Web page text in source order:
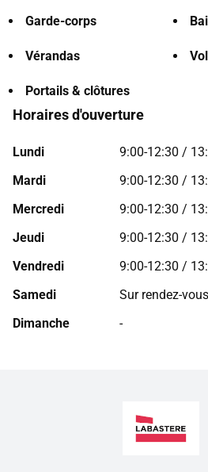
Garde-corps
Vérandas
Portails & clôtures
Horaires d'ouverture
Lundi
9:00-12:30 /
Mardi
9:00-12:30 /
Mercredi
9:00-12:30 /
Jeudi
9:00-12:30 /
Vendredi
9:00-12:30 /
Samedi
Sur rendez-vous
Dimanche
-